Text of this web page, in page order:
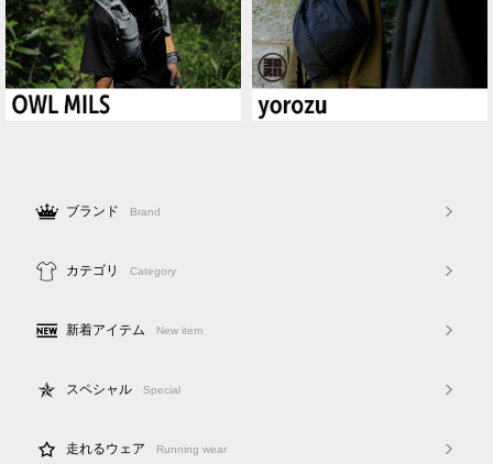
ブランド Brand
カテゴリ Category
新着アイテム New item
スペシャル Special
走れるウェア Running wear